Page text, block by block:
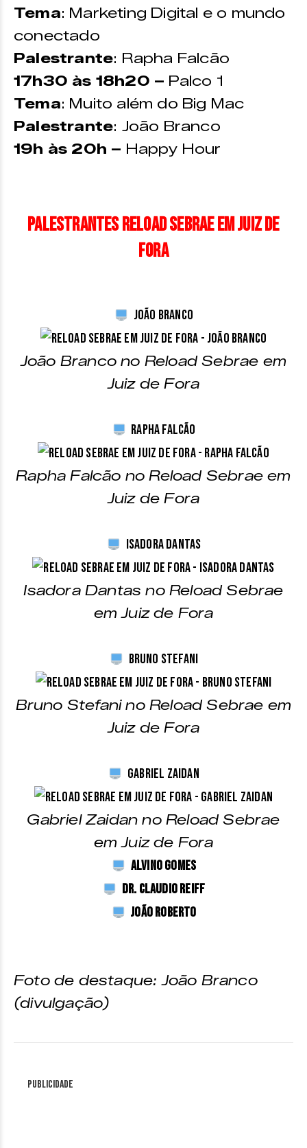
Tema: Marketing Digital e o mundo
conectado
Palestrante: Rapha Falcão
17h30 às 18h20 – Palco 1
Tema: Muito além do Big Mac
Palestrante: João Branco
19h às 20h – Happy Hour
Palestrantes Reload Sebrae em Juiz de
Fora
João Branco
João Branco no Reload Sebrae em
Juiz de Fora
Rapha Falcão
Rapha Falcão no Reload Sebrae em
Juiz de Fora
Isadora Dantas
Isadora Dantas no Reload Sebrae
em Juiz de Fora
Bruno Stefani
Bruno Stefani no Reload Sebrae em
Juiz de Fora
Gabriel Zaidan
Gabriel Zaidan no Reload Sebrae
em Juiz de Fora
Alvino Gomes
Dr. Claudio Reiff
João Roberto
Foto de destaque: João Branco
(divulgação)
Publicidade